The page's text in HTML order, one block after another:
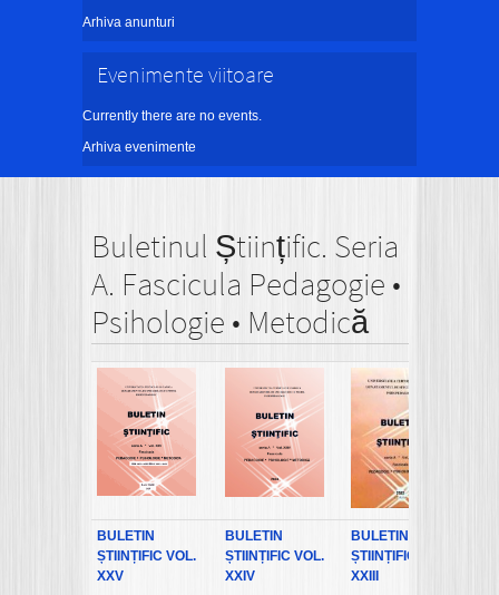
Arhiva anunturi
Evenimente viitoare
Currently there are no events.
Arhiva evenimente
Buletinul Științific. Seria
A. Fascicula Pedagogie •
Psihologie • Metodică
BULETIN
ȘTIINȚIFIC VOL.
XXV
BULETIN
ȘTIINȚIFIC VOL.
XXIV
BULETIN
ȘTIINȚIFIC
XXIII